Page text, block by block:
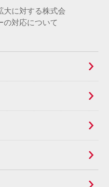
大に対する株式会
の対応について